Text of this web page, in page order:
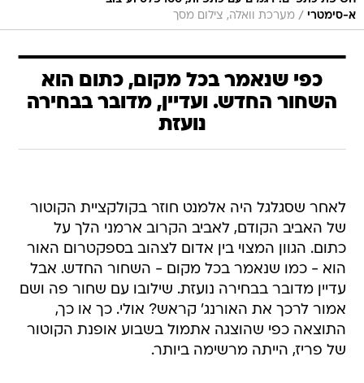
א-סימטרי / מערכת וואלה, צילום מסך
כפי שנאמר בכל מקום, כתום הוא
השחור החדש. ועדיין, מדובר בבחירה
נועזת
לאחר שסגלגל היה אלמנט חוזר בקולקציית הקוטור
של האביב הקודם, לאביב הקרוב ארמני הלך על
כתום. הגוון המצוי בין אדום לצהוב בספקטרום האור
הוא - כמו שנאמר בכל מקום - השחור החדש. אבל
עדיין מדובר בבחירה נועזת. שילובו עם שחור פה ושם
אמור לרכך את האורנג' קראש? אולי. כך או כך,
התוצאה כפי שהוצגה אתמול בשבוע אופנת הקוטור
של פריז, הייתה מרשימה ביותר.